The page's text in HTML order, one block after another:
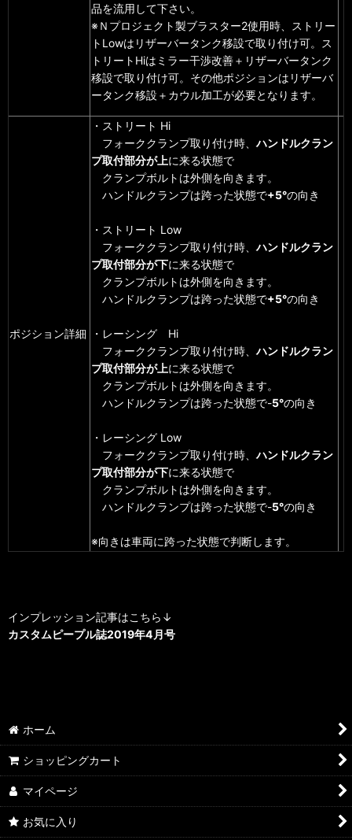
品を流用して下さい。
※Ｎプロジェクト製ブラスター2使用時、ストリー
トLowはリザーバータンク移設で取り付け可。ス
トリートHiはミラー干渉改善＋リザーバータンク
移設で取り付け可。その他ポジションはリザーバ
ータンク移設＋カウル加工が必要となります。
ポジション詳細
・ストリート Hi
フォーククランプ取り付け時、ハンドルクラン
プ取付部分が上に来る状態で
クランプボルトは外側を向きます。
ハンドルクランプは跨った状態で+5°の向き
・ストリート Low
フォーククランプ取り付け時、ハンドルクラン
プ取付部分が下に来る状態で
クランプボルトは外側を向きます。
ハンドルクランプは跨った状態で+5°の向き
・レーシング Hi
フォーククランプ取り付け時、ハンドルクラン
プ取付部分が上に来る状態で
クランプボルトは外側を向きます。
ハンドルクランプは跨った状態で-5°の向き
・レーシング Low
フォーククランプ取り付け時、ハンドルクラン
プ取付部分が下に来る状態で
クランプボルトは外側を向きます。
ハンドルクランプは跨った状態で-5°の向き
※向きは車両に跨った状態で判断します。
インプレッション記事はこちら↓
カスタムピープル誌2019年4月号
ホーム
ショッピングカート
マイページ
お気に入り